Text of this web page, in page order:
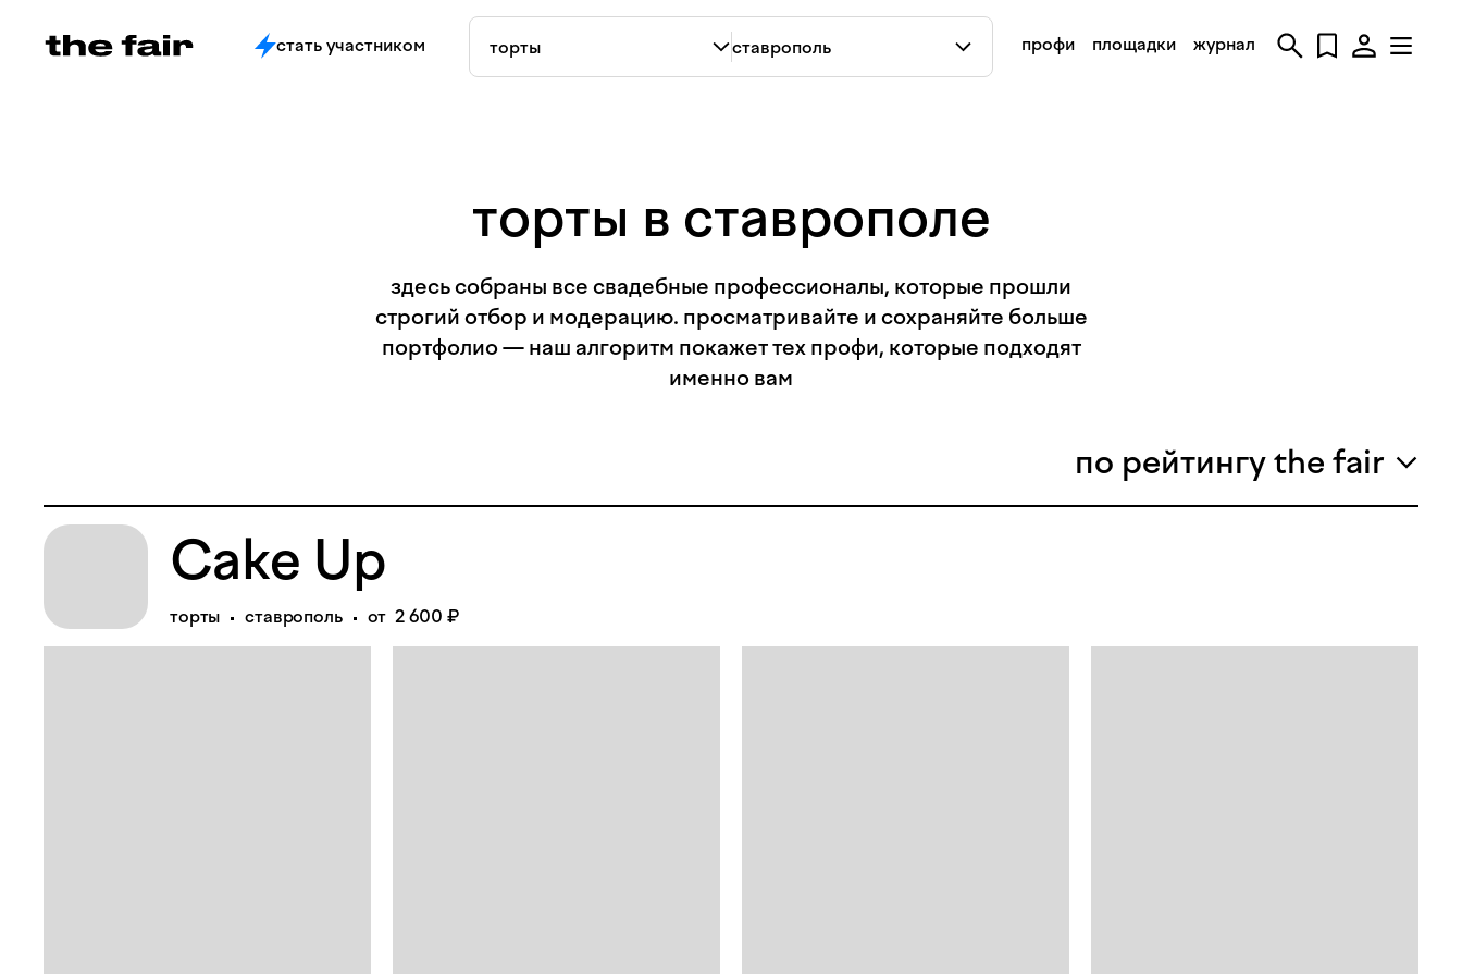
профи площадки журнал
стать участником
торты в ставрополе
здесь собраны все свадебные профессионалы, которые прошли
строгий отбор и модерацию. просматривайте и сохраняйте больше
портфолио — наш алгоритм покажет тех профи, которые подходят
именно вам
по рейтингу the fair
Cake Up
торты ставрополь от 2 600 ₽